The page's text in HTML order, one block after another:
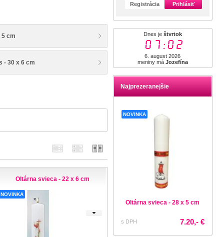
Registrácia Prihlásiť
Dnes je štvrtok
07:02
6. august 2026
meniny má Jozefína
Najprezeranejšie
NOVINKA
Oltárna svieca - 28 x 5 cm
s DPH 7.20,- €
5 cm
- 30 x 6 cm
Oltárna svieca - 22 x 6 cm
NOVINKA